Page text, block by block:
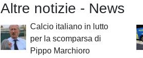
Altre notizie - News
Calcio italiano in lutto
per la scomparsa di
Pippo Marchioro